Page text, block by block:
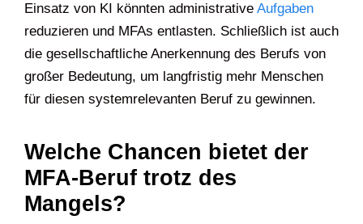
Einsatz von KI könnten administrative Aufgaben
reduzieren und MFAs entlasten. Schließlich ist auch
die gesellschaftliche Anerkennung des Berufs von
großer Bedeutung, um langfristig mehr Menschen
für diesen systemrelevanten Beruf zu gewinnen.
Welche Chancen bietet der
MFA-Beruf trotz des
Mangels?